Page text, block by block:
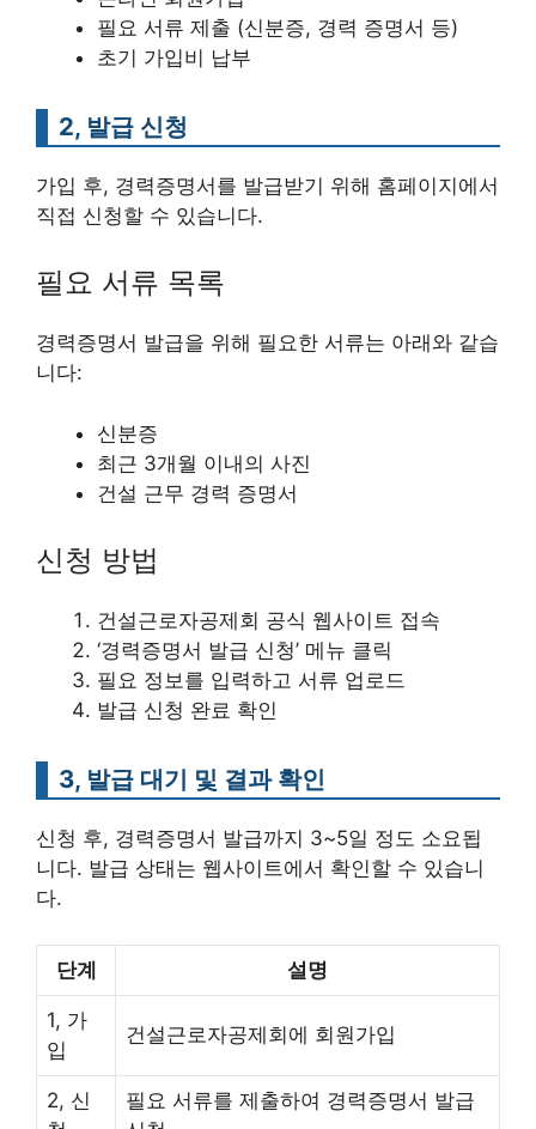
필요 서류 제출 (신분증, 경력 증명서 등)
초기 가입비 납부
2, 발급 신청
가입 후, 경력증명서를 발급받기 위해 홈페이지에서
직접 신청할 수 있습니다.
필요 서류 목록
경력증명서 발급을 위해 필요한 서류는 아래와 같습
니다:
신분증
최근 3개월 이내의 사진
건설 근무 경력 증명서
신청 방법
건설근로자공제회 공식 웹사이트 접속
‘경력증명서 발급 신청’ 메뉴 클릭
필요 정보를 입력하고 서류 업로드
발급 신청 완료 확인
3, 발급 대기 및 결과 확인
신청 후, 경력증명서 발급까지 3~5일 정도 소요됩
니다. 발급 상태는 웹사이트에서 확인할 수 있습니
다.
단계 설명
1, 가
입
건설근로자공제회에 회원가입
2, 신
필요 서류를 제출하여 경력증명서 발급